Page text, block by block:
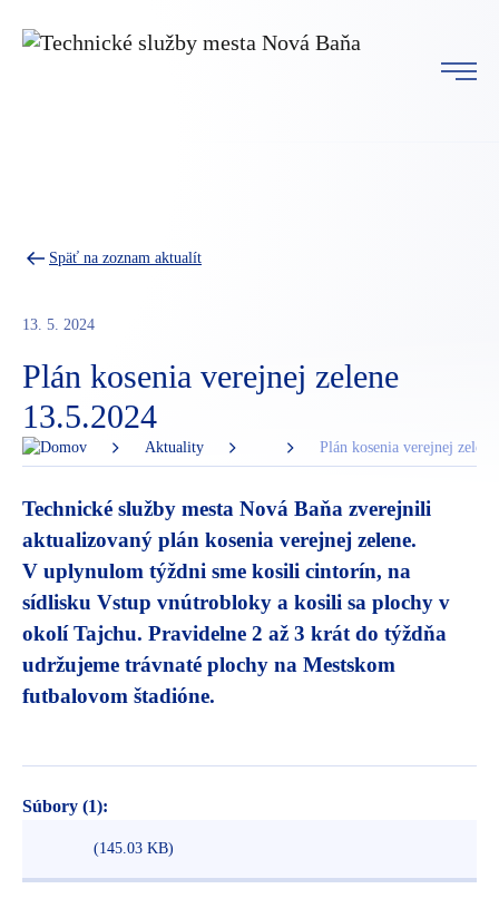
Späť na zoznam aktualít
13. 5. 2024
Plán kosenia verejnej zelene
13.5.2024
Aktuality Plán kosenia verejnej
Technické služby mesta Nová Baňa zverejnili
aktualizovaný plán kosenia verejnej zelene.
V uplynulom týždni sme kosili cintorín, na
sídlisku Vstup vnútrobloky a kosili sa plochy v
okolí Tajchu. Pravidelne 2 až 3 krát do týždňa
udržujeme trávnaté plochy na Mestskom
futbalovom štadióne.
Súbory (1):
(145.03 KB)